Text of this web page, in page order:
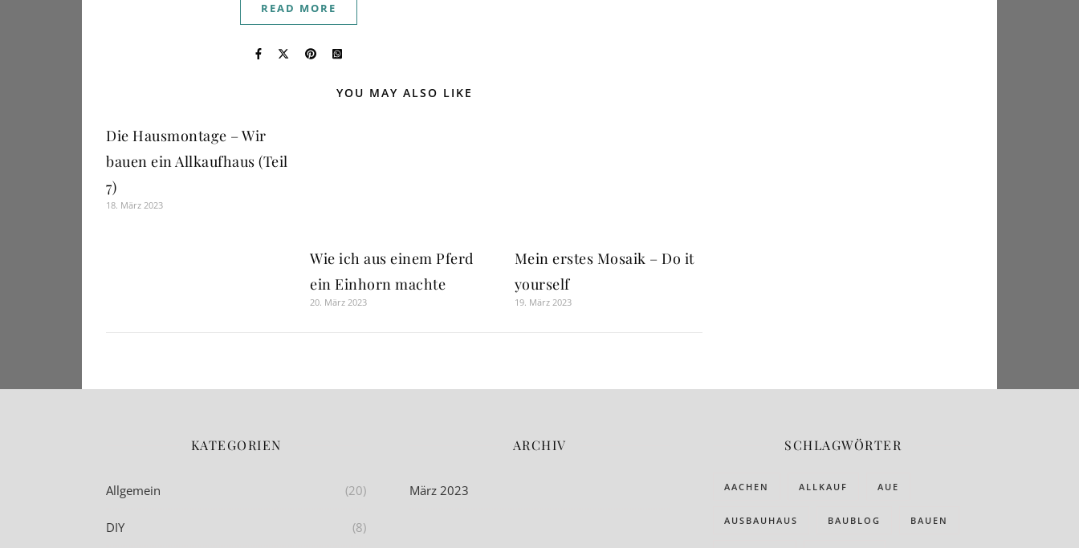
READ MORE
YOU MAY ALSO LIKE
Die Hausmontage – Wir
bauen ein Allkaufhaus (Teil
7)
18. März 2023
Wie ich aus einem Pferd
ein Einhorn machte
20. März 2023
Mein erstes Mosaik – Do it
yourself
19. März 2023
KATEGORIEN
Allgemein (20)
DIY (8)
ARCHIV
März 2023
SCHLAGWÖRTER
AACHEN ALLKAUF AUE
AUSBAUHAUS BAUBLOG BAUEN